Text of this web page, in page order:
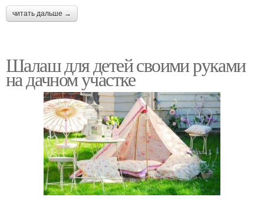
читать дальше →
Шалаш для детей своими руками
на дачном участке